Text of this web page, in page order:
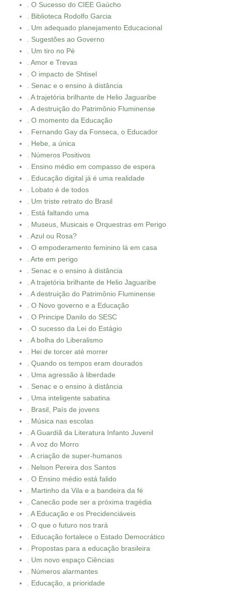
. O Sucesso do CIEE Gaúcho
. Biblioteca Rodolfo Garcia
. Um adequado planejamento Educacional
. Sugestões ao Governo
. Um tiro no Pé
. Amor e Trevas
. O impacto de Shtisel
. Senac e o ensino à distância
. A trajetória brilhante de Helio Jaguaribe
. A destruição do Patrimônio Fluminense
. O momento da Educação
. Fernando Gay da Fonseca, o Educador
. Hebe, a única
. Números Positivos
. Ensino médio em compasso de espera
. Educação digital já é uma realidade
. Lobato é de todos
. Um triste retrato do Brasil
. Está faltando uma
. Museus, Musicais e Orquestras em Perigo
. Azul ou Rosa?
. O empoderamento feminino lá em casa
. Arte em perigo
. Senac e o ensino à distância
. A trajetória brilhante de Helio Jaguaribe
. A destruição do Patrimônio Fluminense
. O Novo governo e a Educação
. O Principe Danilo do SESC
. O sucesso da Lei do Estágio
. A bolha do Liberalismo
. Hei de torcer até morrer
. Quando os tempos eram dourados
. Uma agressão à liberdade
. Senac e o ensino à distância
. Uma inteligente sabatina
. Brasil, País de jovens
. Música nas escolas
. A Guardiã da Literatura Infanto Juvenil
. A voz do Morro
. A criação de super-humanos
. Nelson Pereira dos Santos
. O Ensino médio está falido
. Martinho da Vila e a bandeira da fé
. Canecão pode ser a próxima tragédia
. A Educação e os Precidenciáveis
. O que o futuro nos trará
. Educação fortalece o Estado Democrático
. Propostas para a educação brasileira
. Um novo espaço Ciências
. Números alarmantes
. Educação, a prioridade